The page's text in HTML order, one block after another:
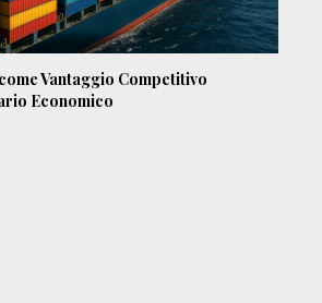
Vantaggio Competitivo
Economico